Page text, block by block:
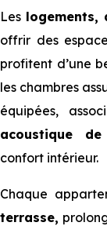
Les logements,
offrir des
profitent d’une
les chambres
équipées,
acoustique
confort intérieur.
Chaque
terrasse,